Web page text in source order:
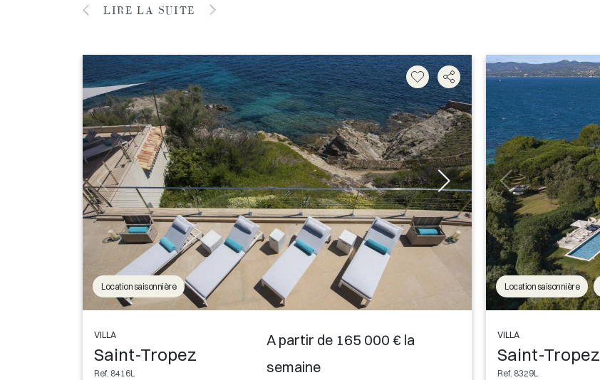
LIRE LA SUITE
Location saisonnière
VILLA
Saint-Tropez
Ref. 8416L
A partir de 165 000 € la
semaine
Location saisonnière
VILLA
Saint-Tropez
Ref. 8329L